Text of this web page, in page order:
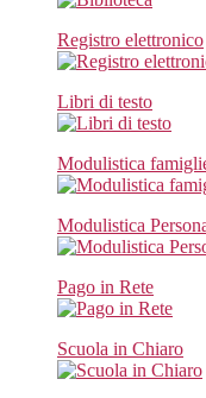
Registro elettronico
Libri di testo
Modulistica
Modulistica
Pago in Rete
Scuola in Chiaro